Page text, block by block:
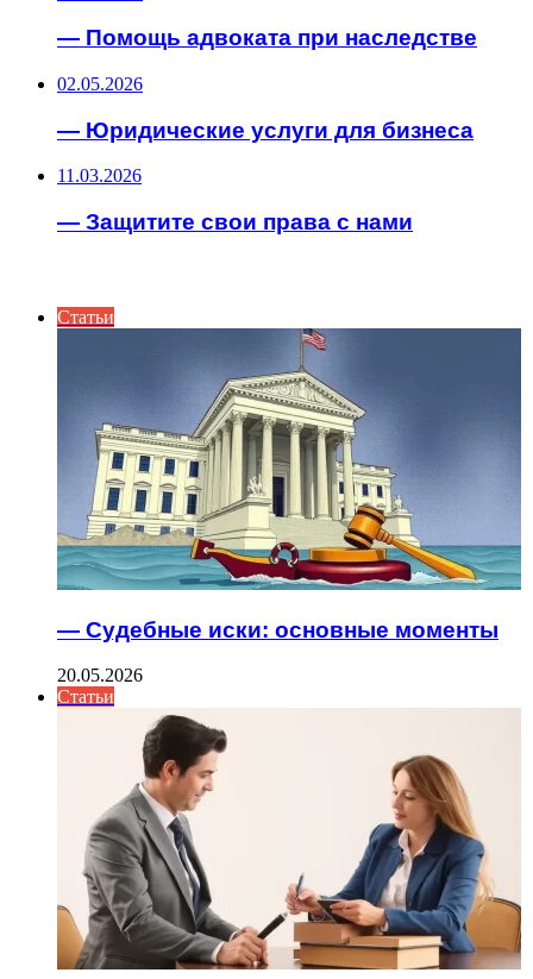
— Помощь адвоката при наследстве
02.05.2026
— Юридические услуги для бизнеса
11.03.2026
— Защитите свои права с нами
Статьи
— Судебные иски: основные моменты
20.05.2026
Статьи